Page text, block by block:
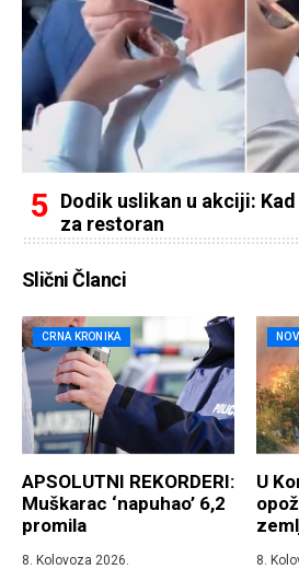
Dodik uslikan u akciji:
za restoran
Slični Članci
CRNA KRONIKA
APSOLUTNI REKORDERI:
Muškarac ‘napuhao’ 6,2
promila
8. Kolovoza 2026.
U
8.